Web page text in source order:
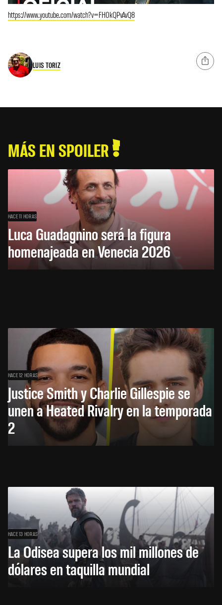
https://www.youtube.com/watch?v=FH0kQPvAvQ8
LUIS TORIZ
MÁS EN SPOILER
HACE 11 HORAS
Luca Guadagnino será la figura
homenajeada en Venecia 2026
HACE 12 HORAS
Justice Smith y Charlie Gillespie se
unen a Heated Rivalry en la temporada
2
HACE 13 HORAS
La Odisea supera los mil millones de
dólares en taquilla mundial